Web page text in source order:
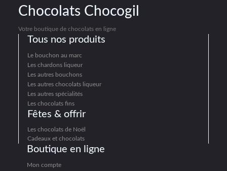
Chocolats Chocogil
Votre boutique de chocolats en ligne
Tous nos produits
Le bouchon au marc
Les chardons liqueur
Les autres bouchons
Les autres chocolats liqueur
Les autres spécialités
Les chocolats fins
Fêtes & offrir
Les chocolats de Noël
Cadeaux et chocolats
Boutique en ligne
Mon compte